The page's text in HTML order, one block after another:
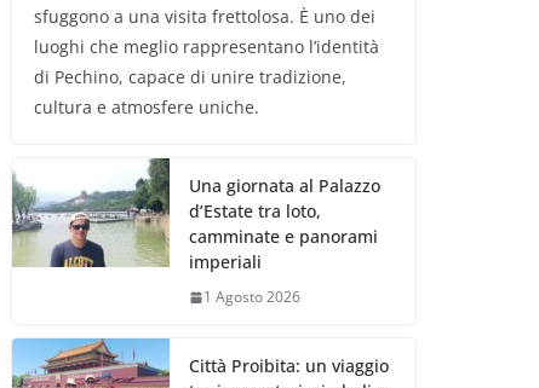
sfuggono a una visita frettolosa. È uno dei
luoghi che meglio rappresentano l’identità
di Pechino, capace di unire tradizione,
cultura e atmosfere uniche.
Una giornata al Palazzo
d’Estate tra loto,
camminate e panorami
imperiali
1 Agosto 2026
Città Proibita: un viaggio